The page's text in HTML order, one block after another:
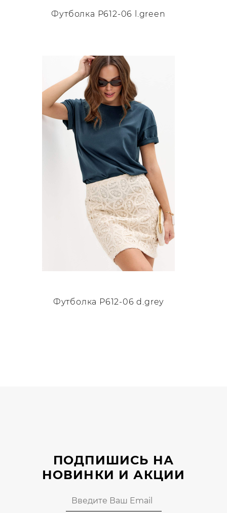
Футболка P612-06 l.green
несколько
вариаций.
Опции
можно
выбрать
странице
Футболка P612-06 d.grey
товара.
ПОДПИШИСЬ НА
НОВИНКИ И АКЦИИ